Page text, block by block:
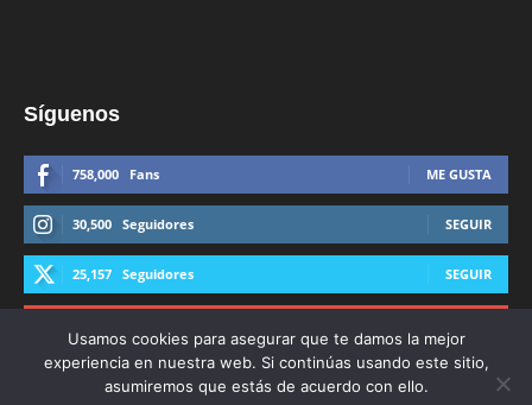
Síguenos
758,000 Fans ME GUSTA
30,500 Seguidores SEGUIR
25,157 Seguidores SEGUIR
Usamos cookies para asegurar que te damos la mejor
experiencia en nuestra web. Si continúas usando este sitio,
asumiremos que estás de acuerdo con ello.